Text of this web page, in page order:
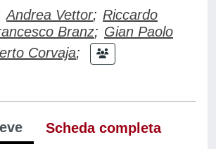
Andrea Vettor; Riccardo
Branz; Gian Paolo
Corvaja;
Scheda completa